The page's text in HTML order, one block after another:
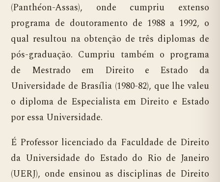
(Panthéon-Assas), onde cumpriu extenso
programa de doutoramento de 1988 a 1992, o
qual resultou na obtenção de três diplomas de
pós-graduação. Cumpriu também o programa
de Mestrado em Direito e Estado da
Universidade de Brasília (1980-82), que lhe valeu
o diploma de Especialista em Direito e Estado
por essa Universidade.
É Professor licenciado da Faculdade de Direito
da Universidade do Estado do Rio de Janeiro
(UERJ), onde ensinou as disciplinas de Direito